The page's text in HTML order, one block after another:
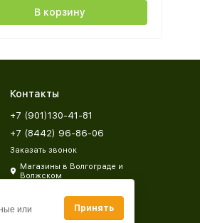
В корзину
Контакты
+7 (901)130-41-81
+7 (8442) 96-86-06
Заказать звонок
Магазины в Волгограде и
Волжском
или
Принять